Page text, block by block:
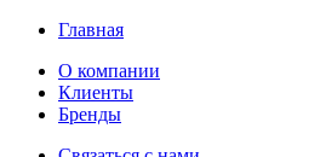
Главная
О компании
Клиенты
Бренды